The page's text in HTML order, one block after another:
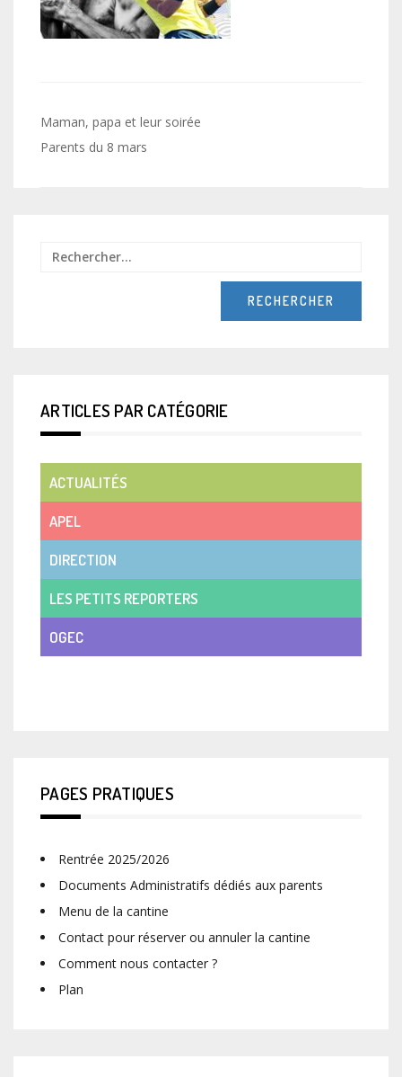
Navigation
de
Maman, papa et leur soirée
Parents du 8 mars
ARTICLES PAR CATÉGORIE
ACTUALITÉS
APEL
DIRECTION
LES PETITS REPORTERS
OGEC
PAGES PRATIQUES
Rentrée 2025/2026
Documents Administratifs dédiés aux parents
Menu de la cantine
Contact pour réserver ou annuler la cantine
Comment nous contacter ?
Plan